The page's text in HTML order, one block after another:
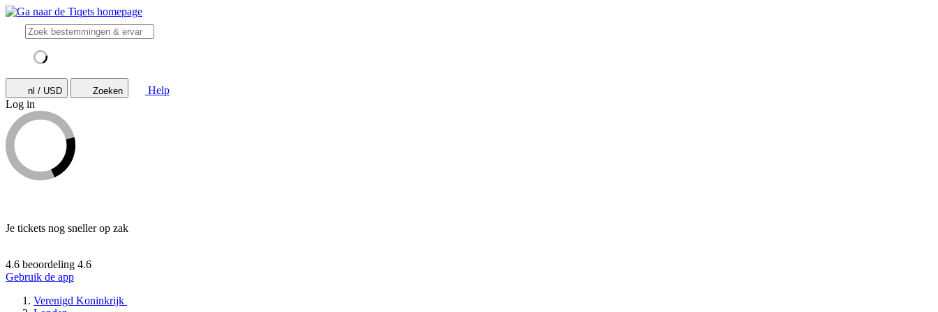
nl / USD Zoeken
Help
Log in
Je tickets nog sneller op zak
4.6 beoordeling 4.6
Gebruik de app
Verenigd Koninkrijk